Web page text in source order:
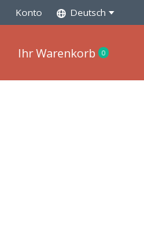
Konto Deutsch
Ihr Warenkorb 0items